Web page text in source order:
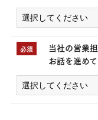
必須
当社の営業
お話を進め